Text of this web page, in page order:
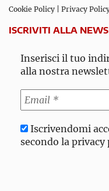
Cookie Policy Privacy
ISCRIVITI ALLA
Inserisci il tuo
alla nostra
Iscrivendomi
secondo la